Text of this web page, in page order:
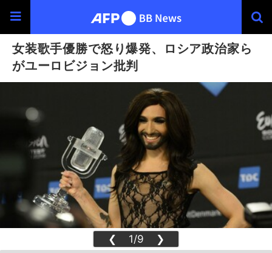
女装歌手優勝で怒り爆発、ロシア政治家ら
がユーロビジョン批判
❮ 1/9 ❯